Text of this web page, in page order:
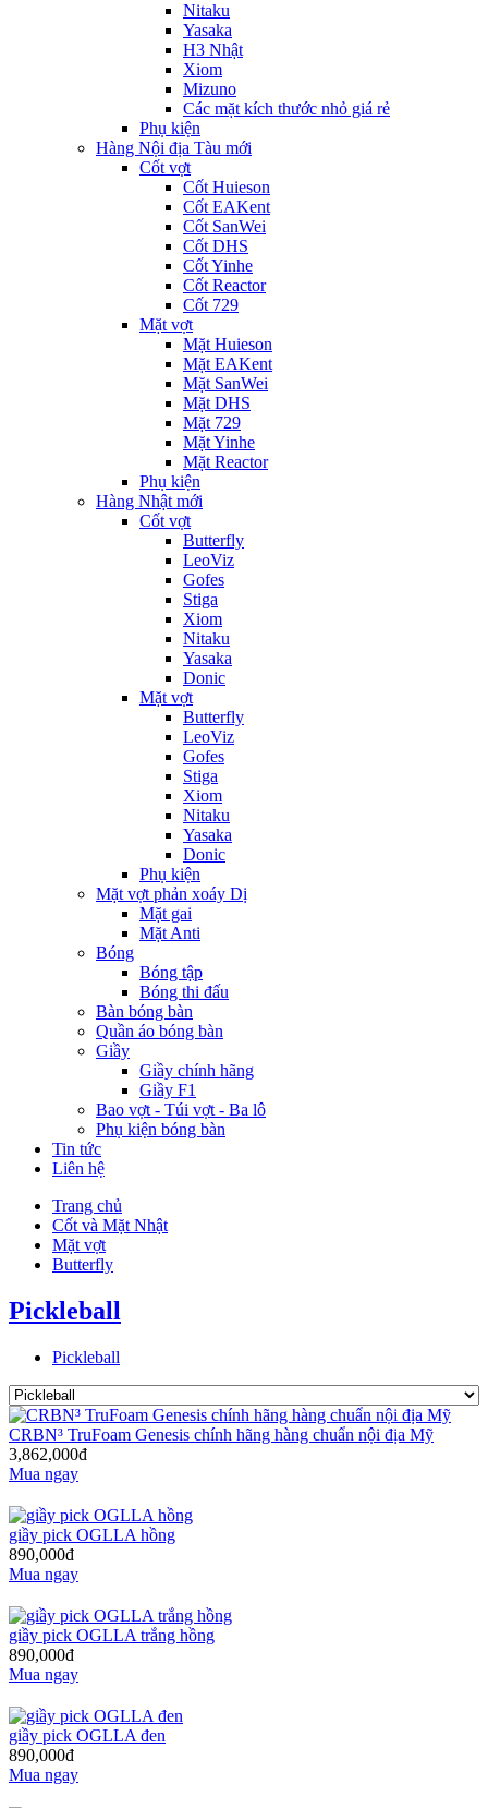
Nitaku
Yasaka
H3 Nhật
Xiom
Mizuno
Các mặt kích thước nhỏ giá rẻ
Phụ kiện
Hàng Nội địa Tàu mới
Cốt vợt
Cốt Huieson
Cốt EAKent
Cốt SanWei
Cốt DHS
Cốt Yinhe
Cốt Reactor
Cốt 729
Mặt vợt
Mặt Huieson
Mặt EAKent
Mặt SanWei
Mặt DHS
Mặt 729
Mặt Yinhe
Mặt Reactor
Phụ kiện
Hàng Nhật mới
Cốt vợt
Butterfly
LeoViz
Gofes
Stiga
Xiom
Nitaku
Yasaka
Donic
Mặt vợt
Butterfly
LeoViz
Gofes
Stiga
Xiom
Nitaku
Yasaka
Donic
Phụ kiện
Mặt vợt phản xoáy Dị
Mặt gai
Mặt Anti
Bóng
Bóng tập
Bóng thi đấu
Bàn bóng bàn
Quần áo bóng bàn
Giầy
Giầy chính hãng
Giầy F1
Bao vợt - Túi vợt - Ba lô
Phụ kiện bóng bàn
Tin tức
Liên hệ
Trang chủ
Cốt và Mặt Nhật
Mặt vợt
Butterfly
Pickleball
Pickleball
CRBN³ TruFoam Genesis chính hãng hàng chuẩn nội địa Mỹ
3,862,000đ
Mua ngay
giầy pick OGLLA hồng
890,000đ
Mua ngay
giầy pick OGLLA trắng hồng
890,000đ
Mua ngay
giầy pick OGLLA đen
890,000đ
Mua ngay